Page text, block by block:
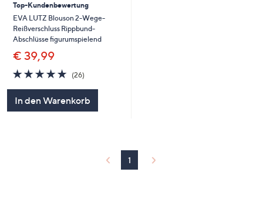
Top-Kundenbewertung
EVA LUTZ Blouson 2-Wege-
Reißverschluss Rippbund-
Abschlüsse figurumspielend
€ 39,99
4.7
von
(26)26
In den Warenkorb
1